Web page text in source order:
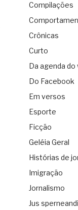
Compilações
Crônicas
Curto
Da agenda do
Do Facebook
Em versos
Esporte
Ficção
Geléia Geral
Histórias de
Imigração
Jornalismo
Jus sperneandi